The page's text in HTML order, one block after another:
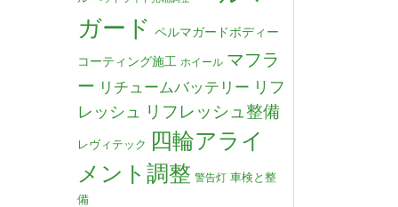
ガード ペルマガードボディー
コーティング施工 ホイール マフラ
ー リチュームバッテリー リフ
レッシュ
リフレッシュ整備
レヴィテック 四輪アライ
メント調整 警告灯 車検と整
備